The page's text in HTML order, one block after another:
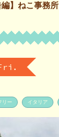
】ねこ事務
リー イタリア